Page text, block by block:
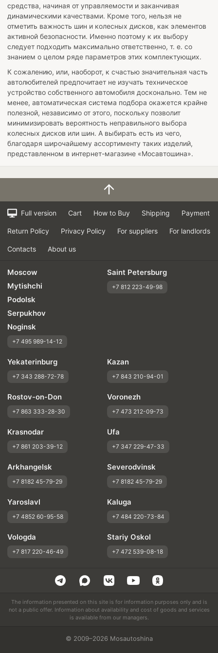
средства, начиная от управляемости и заканчивая
динамическими качествами. Кроме того, нельзя не
отметить важность шин и колесных дисков, как элементов
активной безопасности. Именно поэтому к их выбору
следует подходить максимально ответственно, т. е. со
знанием о целом ряде параметров этих комплектующих.
К сожалению, или, наоборот, к счастью значительная часть
автолюбителей предпочитает не изучать техническое
устройство собственного автомобиля досконально. Тем не
менее, автоматическая система подбора окажется крайне
полезной, независимо от этого, поскольку позволит
минимизировать вероятность неправильного выбора
колесных дисков или шин. А выбирать есть из чего,
благодаря широчайшему ассортименту таких изделий,
представленном в интернет-магазине «Мосавтошина».
Full version Cart How to Buy Shipping Payment
Return Policy Privacy Policy For suppliers For landlords
Contacts About us
Moscow
Mytishchi
Podolsk
Serpukhov
Noginsk
+7 495 989-14-12
Saint Petersburg
+7 812 223-49-98
Yekaterinburg
+7 343 288-72-78
Kazan
+7 843 210-94-01
Rostov-on-Don
+7 863 333-28-30
Voronezh
+7 473 212-09-73
Krasnodar
+7 861 203-39-12
Ufa
+7 347 229-47-33
Arkhangelsk
+7 8182 45-79-29
Severodvinsk
+7 8182 45-79-29
Yaroslavl
+7 4852 60-95-58
Kaluga
+7 484 220-73-84
Vologda
+7 817 220-46-49
Stariy Oskol
+7 472 539-08-18
The information presented on this site is for information purposes only and is
not a public offer. Information about availability and cost of goods and services
is available from our managers.
© 2009–2026 Mosautoshina